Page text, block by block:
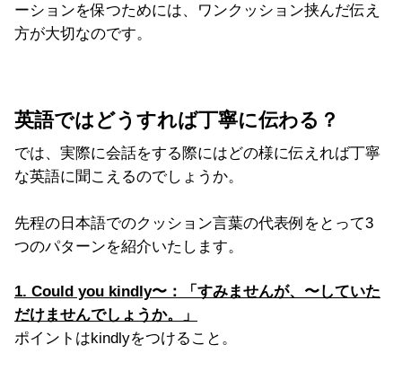
ーションを保つためには、ワンクッション挟んだ伝え
方が大切なのです。
英語ではどうすれば丁寧に伝わる？
では、実際に会話をする際にはどの様に伝えれば丁寧
な英語に聞こえるのでしょうか。
先程の日本語でのクッション言葉の代表例をとって3
つのパターンを紹介いたします。
1. Could you kindly〜：「すみませんが、〜していた
だけませんでしょうか。」
ポイントはkindlyをつけること。